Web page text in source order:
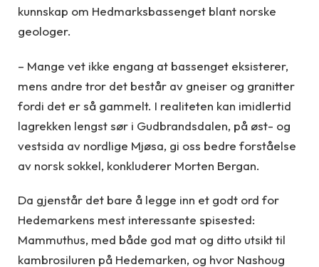
kunnskap om Hedmarksbassenget blant norske
geologer.
– Mange vet ikke engang at bassenget eksisterer,
mens andre tror det består av gneiser og granitter
fordi det er så gammelt. I realiteten kan imidlertid
lagrekken lengst sør i Gudbrandsdalen, på øst- og
vestsida av nordlige Mjøsa, gi oss bedre forståelse
av norsk sokkel, konkluderer Morten Bergan.
Da gjenstår det bare å legge inn et godt ord for
Hedemarkens mest interessante spisested:
Mammuthus, med både god mat og ditto utsikt til
kambrosiluren på Hedemarken, og hvor Nashoug